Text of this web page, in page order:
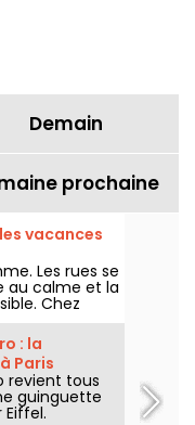
Demain
prochaine
vacances
Les rues se
au calme et la
Chez
parenthèse
vacances,
le retour
: la
Paris
revient tous
guinguette